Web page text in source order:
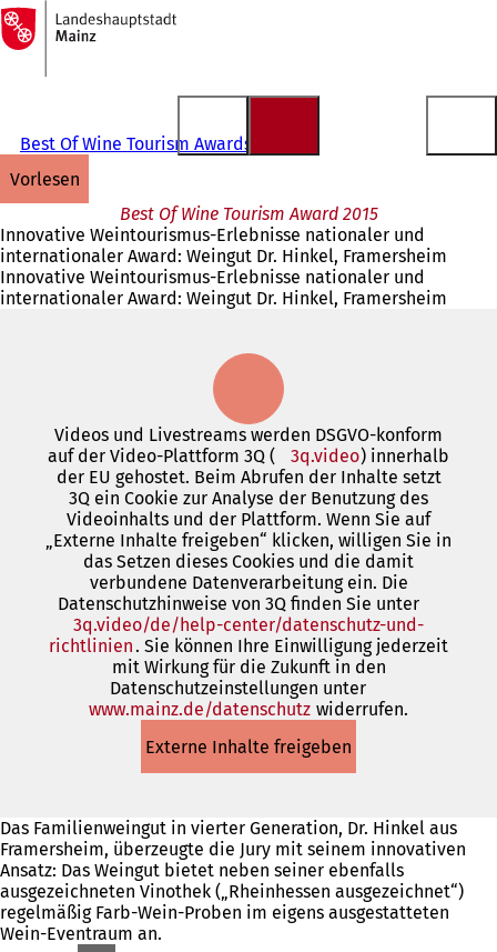
Inhalt anspringen
Zur
Startseite
Best Of Wine Tourism Awards
vorlesen
Best Of Wine Tourism Award 2015
Innovative Weintourismus-Erlebnisse nationaler und
internationaler Award: Weingut Dr. Hinkel, Framersheim
Innovative Weintourismus-Erlebnisse nationaler und
internationaler Award: Weingut Dr. Hinkel, Framersheim
Videos und Livestreams werden DSGVO-konform
auf der Video-Plattform 3Q (
3q.video(Öffnet
in
einem
neuen
Tab)
) innerhalb
der EU gehostet. Beim Abrufen der Inhalte setzt
3Q ein Cookie zur Analyse der Benutzung des
Videoinhalts und der Plattform. Wenn Sie auf
„Externe Inhalte freigeben“ klicken, willigen Sie in
das Setzen dieses Cookies und die damit
verbundene Datenverarbeitung ein. Die
Datenschutzhinweise von 3Q finden Sie unter
3q.video/de/help-center/datenschutz-und-
richtlinien (Öffnet
in
einem
neuen
. Sie können Ihre Einwilligung jederzeit
mit Wirkung für die Zukunft in den
Datenschutzeinstellungen unter
www.mainz.de/datenschutz(Öffnet
einem
neuen
widerrufen.
Externe Inhalte freigeben
Das Familienweingut in vierter Generation, Dr. Hinkel aus
Framersheim, überzeugte die Jury mit seinem innovativen
Ansatz: Das Weingut bietet neben seiner ebenfalls
ausgezeichneten Vinothek („Rheinhessen ausgezeichnet“)
regelmäßig Farb-Wein-Proben im eigens ausgestatteten
Wein-Eventraum an.